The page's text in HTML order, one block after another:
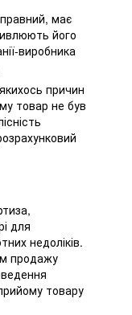
має
його
виробника
причин
товар не був
для
недоліків.
продажу
товару